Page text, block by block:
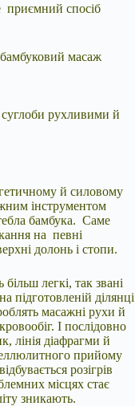
спосіб
масаж
суглоби рухливими й
й силовому
інструментом
бамбука. Саме
на певні
долонь і стопи.
легкі, так звані
підготовленій ділянці
масажні рухи й
І послідовно
лінія діафрагми й
прийому
розігрів
місцях стає
зникають.